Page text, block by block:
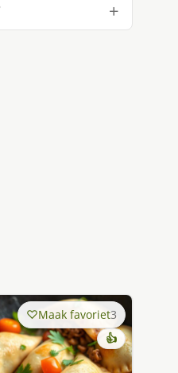
Maak favoriet3
👍